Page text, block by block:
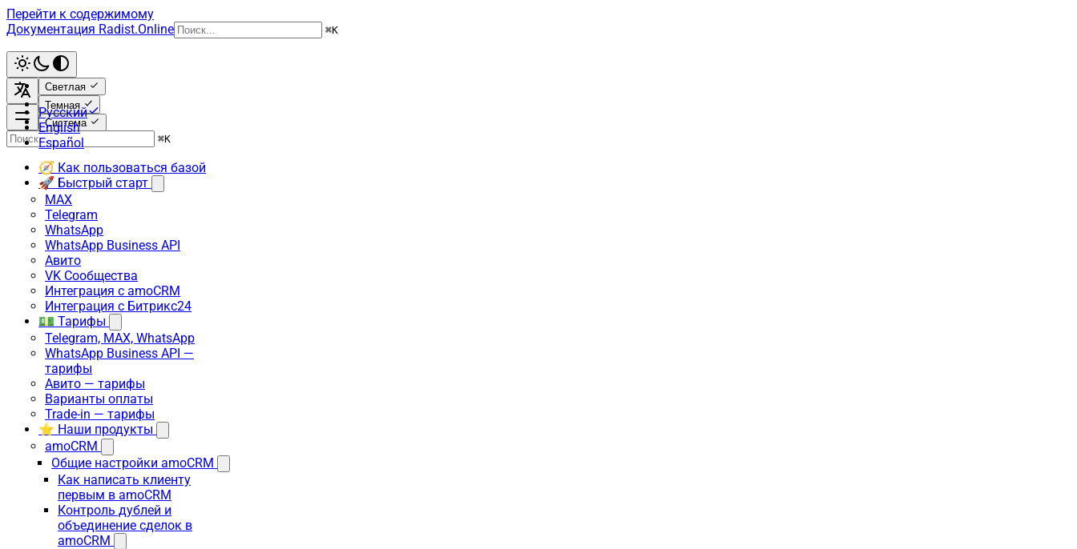
Перейти к содержимому
Документация Radist.Online
⌘K
Светлая
Темная
Система
Русский
English
Español
⌘K
🧭 Как пользоваться базой
🚀 Быстрый старт
MAX
Telegram
WhatsApp
WhatsApp Business API
Авито
VK Сообщества
Интеграция с amoCRM
Интеграция с Битрикс24
💵 Тарифы
Telegram, MAX, WhatsApp
WhatsApp Business API —
тарифы
Авито — тарифы
Варианты оплаты
Trade-in — тарифы
⭐ Наши продукты
amoCRM
Общие настройки amoCRM
Как написать клиенту
первым в amoCRM
Контроль дублей и
объединение сделок в
amoCRM